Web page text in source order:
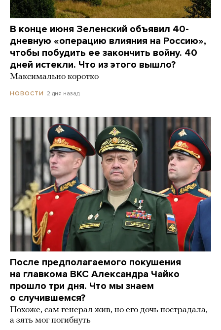
В конце июня Зеленский объявил 40-
дневную «операцию влияния на Россию»,
чтобы побудить ее закончить войну. 40
дней истекли. Что из этого вышло?
Максимально коротко
НОВОСТИ 2 дня назад
После предполагаемого покушения
на главкома ВКС Александра Чайко
прошло три дня. Что мы знаем
о случившемся?
Похоже, сам генерал жив, но его дочь пострадала,
а зять мог погибнуть